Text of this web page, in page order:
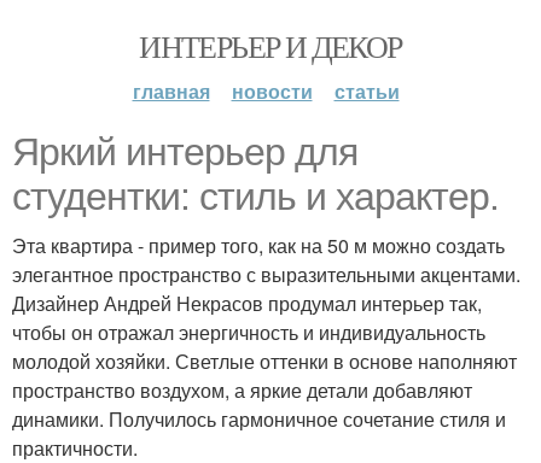
ИНТЕРЬЕР И ДЕКОР
главная новости статьи
Яркий интерьер для
студентки: стиль и характер.
Эта квартира - пример того, как на 50 м можно создать
элегантное пространство с выразительными акцентами.
Дизайнер Андрей Некрасов продумал интерьер так,
чтобы он отражал энергичность и индивидуальность
молодой хозяйки. Светлые оттенки в основе наполняют
пространство воздухом, а яркие детали добавляют
динамики. Получилось гармоничное сочетание стиля и
практичности.